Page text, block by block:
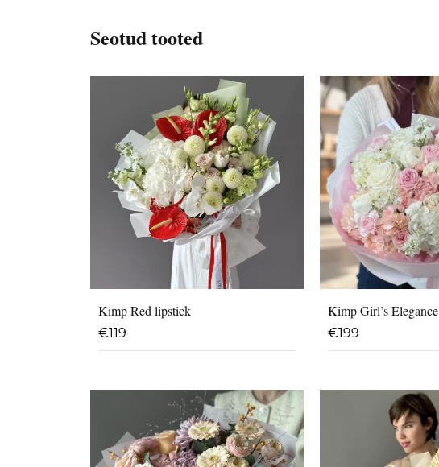
Seotud tooted
Kimp Red lipstick
€119
Kimp Girl’s Elegance
€199